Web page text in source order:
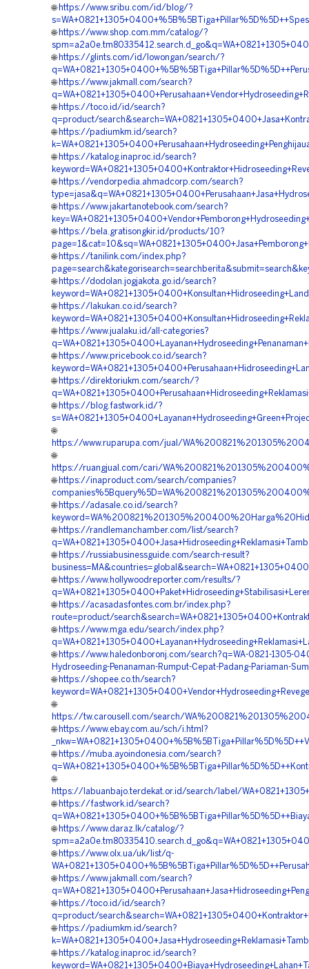
🌐 https://www.sribu.com/id/blog/?
🌐 https://www.shop.com.mm/catalog/?
🌐 https://glints.com/id/lowongan/search/?
🌐 https://www.jakmall.com/search?
🌐 https://toco.id/id/search?
q=product/
🌐 https://padiumkm.id/search?
🌐 https://katalog.inaproc.id/search?
🌐 https://vendorpedia.ahmadcorp.com/search?
🌐 https://www.jakartanotebook.com/search?
🌐 https://bela.gratisongkir.id/products/10?
🌐 https://tanilink.com/index.php?
🌐 https://dodolan.jogjakota.go.id/search?
🌐 https://lakukan.co.id/search?
🌐 https://www.jualaku.id/all-categories?
🌐 https://www.pricebook.co.id/search?
🌐 https://direktoriukm.com/search/?
🌐 https://blog.fastwork.id/?
🌐
https://www.ruparupa.com/jual/
🌐
https://ruangjual.com/cari/
🌐 https://inaproduct.com/search/companies?
🌐 https://adasale.co.id/search?
🌐 https://randlemanchamber.com/list/search?
🌐 https://russiabusinessguide.com/search-result?
🌐 https://www.hollywoodreporter.com/results/?
🌐 https://acasadasfontes.com.br/index.php?
route=product/
🌐 https://www.mga.edu/search/index.php?
🌐 https://www.haledonboronj.com/search?q=WA-0821-1305-
Hydroseeding-Penanaman-Rumput-Cepat-Padang-Pariaman-
🌐 https://shopee.co.th/search?
🌐
https://tw.carousell.com/search/
🌐 https://www.ebay.com.au/sch/i.html?
🌐 https://muba.ayoindonesia.com/search?
🌐
https://labuanbajo.terdekat.or.id/search/label/
🌐 https://fastwork.id/search?
🌐 https://www.daraz.lk/catalog/?
🌐 https://www.olx.ua/uk/list/q-
🌐 https://www.jakmall.com/search?
🌐 https://toco.id/id/search?
q=product/
🌐 https://padiumkm.id/search?
🌐 https://katalog.inaproc.id/search?